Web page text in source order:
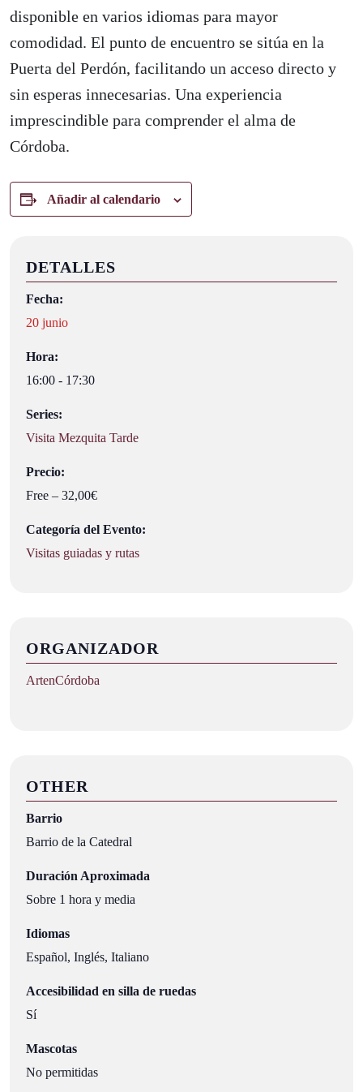
disponible en varios idiomas para mayor
comodidad. El punto de encuentro se sitúa en la
Puerta del Perdón, facilitando un acceso directo y
sin esperas innecesarias. Una experiencia
imprescindible para comprender el alma de
Córdoba.
Añadir al calendario
DETALLES
Fecha:
20 junio
Hora:
16:00 - 17:30
Series:
Visita Mezquita Tarde
Precio:
Free – 32,00€
Categoría del Evento:
Visitas guiadas y rutas
ORGANIZADOR
ArtenCórdoba
OTHER
Barrio
Barrio de la Catedral
Duración Aproximada
Sobre 1 hora y media
Idiomas
Español, Inglés, Italiano
Accesibilidad en silla de ruedas
Sí
Mascotas
No permitidas